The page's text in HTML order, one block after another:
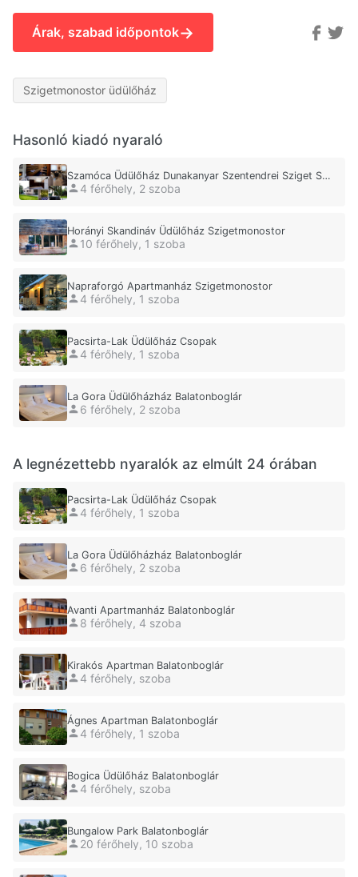
Árak, szabad időpontok→
Szigetmonostor üdülőház
Hasonló kiadó nyaraló
Szamóca Üdülőház Dunakanyar Szentendrei Sziget Szigetmonostor
4 férőhely, 2 szoba
Horányi Skandináv Üdülőház Szigetmonostor
10 férőhely, 1 szoba
Napraforgó Apartmanház Szigetmonostor
4 férőhely, 1 szoba
Pacsirta-Lak Üdülőház Csopak
4 férőhely, 1 szoba
La Gora Üdülőházház Balatonboglár
6 férőhely, 2 szoba
A legnézettebb nyaralók az elmúlt 24 órában
Pacsirta-Lak Üdülőház Csopak
4 férőhely, 1 szoba
La Gora Üdülőházház Balatonboglár
6 férőhely, 2 szoba
Avanti Apartmanház Balatonboglár
8 férőhely, 4 szoba
Kirakós Apartman Balatonboglár
4 férőhely, szoba
Ágnes Apartman Balatonboglár
4 férőhely, 1 szoba
Bogica Üdülőház Balatonboglár
4 férőhely, szoba
Bungalow Park Balatonboglár
20 férőhely, 10 szoba